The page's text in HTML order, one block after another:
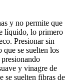
y no permite que
líquido, lo primero
Presionar sin
que se suelten los
y vinagre de
se suelten fibras de